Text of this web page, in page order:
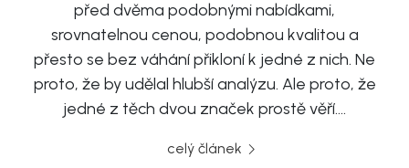
před dvěma podobnými nabídkami,
srovnatelnou cenou, podobnou kvalitou a
přesto se bez váhání přikloní k jedné z nich. Ne
proto, že by udělal hlubší analýzu. Ale proto, že
jedné z těch dvou značek prostě věří….
celý článek